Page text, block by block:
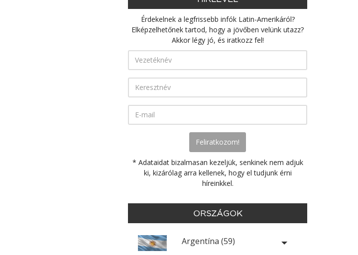
Érdekelnek a legfrissebb infók Latin-Amerikáról?
Elképzelhetőnek tartod, hogy a jövőben velünk utazz?
Akkor légy jó, és iratkozz fel!
* Adataidat bizalmasan kezeljük, senkinek nem adjuk
ki, kizárólag arra kellenek, hogy el tudjunk érni
híreinkkel.
ORSZÁGOK
Argentína (59)